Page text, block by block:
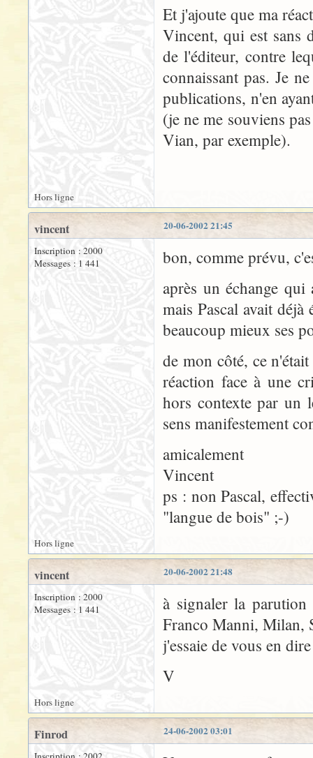
Et j'ajoute que ma
Vincent, qui est sans
de l'éditeur, contre
connaissant pas. Je
publications, n'en
(je ne me souviens
Vian, par exemple).
Hors ligne
20-06-2002 21:45
vincent
Inscription : 2000
Messages : 1 441
bon, comme prévu,
après un échange
mais Pascal avait
beaucoup mieux ses
de mon côté, ce
réaction face à une
hors contexte par un
sens manifestement
amicalement
Vincent
ps : non Pascal,
"langue de bois" ;-)
Hors ligne
20-06-2002 21:48
vincent
Inscription : 2000
Messages : 1 441
à signaler la
Franco Manni, Milan,
j'essaie de vous en
V
Hors ligne
24-06-2002 03:01
Finrod